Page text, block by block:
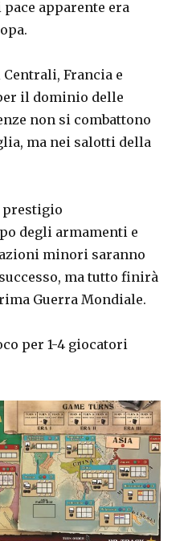
apparente era
Francia e
il dominio delle
non si combattono
ma nei salotti della
prestigio
degli armamenti e
minori saranno
ma tutto finirà
Guerra Mondiale.
per 1-4 giocatori